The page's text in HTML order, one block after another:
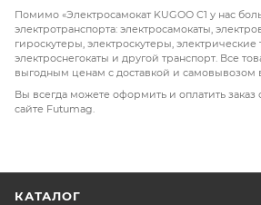
Помимо «Электросамокат KUGOO C1 у нас
электротранспорта: электросамокаты,
гироскутеры, электроскутеры, электрические
электроснегокаты и другой транспорт. Все
выгодным ценам с доставкой и самовывозом
Вы всегда можете оформить и оплатить
сайте Futumag.
КАТАЛОГ